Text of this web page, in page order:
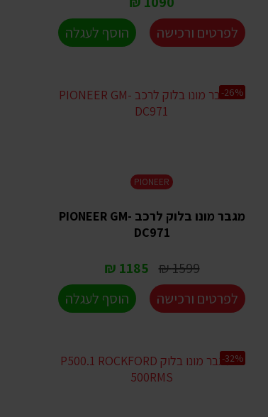
לפרטים ורכישה
הוסף לעגלה
PIONEER
מגבר מונו בלוק לרכב PIONEER GM-
DC971
1599 ₪
1185 ₪
-26%
לפרטים ורכישה הוסף לעגלה
-32%